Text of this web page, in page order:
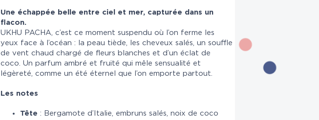
Une échappée belle entre ciel et mer, capturée dans un
flacon.
UKHU PACHA, c’est ce moment suspendu où l’on ferme les
yeux face à l’océan : la peau tiède, les cheveux salés, un souffle
de vent chaud chargé de fleurs blanches et d’un éclat de
coco. Un parfum ambré et fruité qui mêle sensualité et
légèreté, comme un été éternel que l’on emporte partout.
Les notes
Tête : Bergamote d’Italie, embruns salés, noix de coco